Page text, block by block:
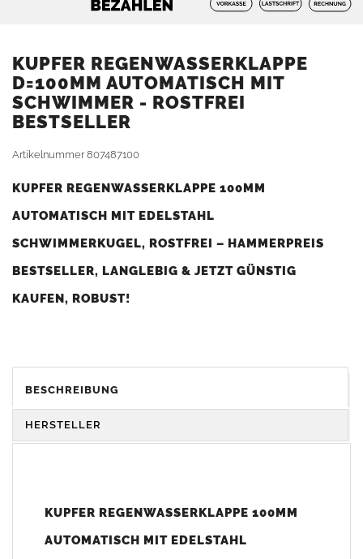
KUPFER REGENWASSERKLAPPE
D=100MM AUTOMATISCH MIT
SCHWIMMER - ROSTFREI
BESTSELLER
Artikelnummer807487100
KUPFER REGENWASSERKLAPPE 100MM
AUTOMATISCH MIT EDELSTAHL
SCHWIMMERKUGEL, ROSTFREI – HAMMERPREIS
BESTSELLER, LANGLEBIG & JETZT GÜNSTIG
KAUFEN, ROBUST!
UND WIRD BESONDERS OFT GEKAUFT (*HOHE
Regenrohrklappe Frankomatmit integriertem
Kugelschwimmer wurde entwickelt, umRegenwasser
BESCHREIBUNG
HERSTELLER
KUPFER REGENWASSERKLAPPE 100MM
AUTOMATISCH MIT EDELSTAHL